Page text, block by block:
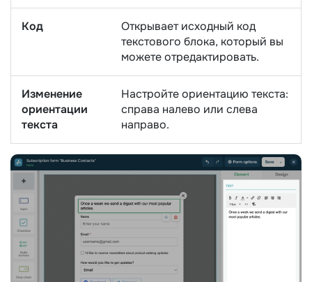
Код
Открывает исходный код
текстового блока, который вы
можете отредактировать.
Изменение
ориентации
текста
Настройте ориентацию текста:
справа налево или слева
направо.